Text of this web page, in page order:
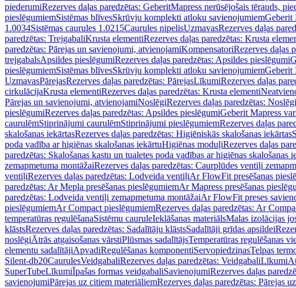
piederumiRezerves daļas paredzētas: GeberitMapress nerūsējošais tērauds,
pieslēgumiemSistēmas blīvesSkrūvju komplekti atloku savienojumiemGeberit
1.0034Sistēmas caurules 1.0215Caurules nipelisUzmavasRezerves daļas
paredzētas: TrejgabaliKrusta elementiRezerves daļas paredzētas: Krusta
paredzētas: Pārejas un savienojumi, atvienojamiKompensatoriRezerves daļas
trejgabalsApsildes pieslēgumiRezerves daļas paredzētas: Apsildes pieslēgumi
pieslēgumiemSistēmas blīvesSkrūvju komplekti atloku savienojumiemGeberit
UzmavasPārejasRezerves daļas paredzētas: PārejasLīkumiRezerves daļas
cirkulācijaKrusta elementiRezerves daļas paredzētas: Krusta elementi
Pārejas un savienojumi, atvienojamiNoslēgiRezerves daļas paredzētas: Noslēgi
pieslēgumiRezerves daļas paredzētas: Apsildes pieslēgumiGeberit Mapress
caurulēmStiprinājumi caurulēmStiprinājumi pieslēgumiemRezerves daļas
skalošanas iekārtasRezerves daļas paredzētas: Higiēniskās skalošanas iekārtas
poda vadība ar higiēnas skalošanas iekārtuHigiēnas moduļiRezerves daļas
paredzētas: Skalošanas kastu un tualetes poda vadības ar higiēnas skalošanas
zemapmetuma montāžaiRezerves daļas paredzētas: Caurplūdes ventiļi
ventiļiRezerves daļas paredzētas: Lodveida ventiļiAr FlowFit presēšanas
paredzētas: Ar Mepla presēšanas pieslēgumiemAr Mapress presēšanas
paredzētas: Lodveida ventiļi zemapmetuma montāžaiAr FlowFit preses
pieslēgumiemAr Compact pieslēgumiemRezerves daļas paredzētas: Ar
temperatūras regulēšanaSistēmu cauruleIeklāšanas materiālsMalas izolācijas
klāstsRezerves daļas paredzētas: Sadalītāju klāstsSadalītāji grīdas apsildei
noslēgiĀtrās atgaisošanas vārstiPlūsmas sadalītājsTemperatūras regulēšanas
elementu sadalītājiApvadiRegulēšanas komponentiServopiedziņasTelpas
Silent-db20CaurulesVeidgabaliRezerves daļas paredzētas: VeidgabaliLīkumi
SuperTubeLīkumiĪpašas formas veidgabaliSavienojumiRezerves daļas
savienojumiPārejas uz citiem materiāliemRezerves daļas paredzētas: Pārejas